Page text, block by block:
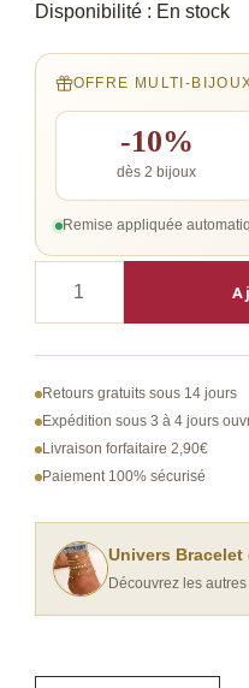
Disponibilité : En stock
OFFRE MULTI-
-10%
dès 2 bijoux
Remise appliquée
cheville
acier
inoxydable
arbre
de
vie
Retours gratuits sous 14 jours
Expédition sous 3 à 4 jours
Livraison forfaitaire 2,90€
Paiement 100% sécurisé
Univers Bracelet
Découvrez les